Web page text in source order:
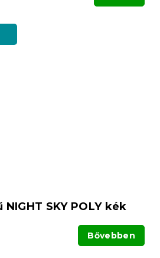
SKY POLY kék
Bővebben